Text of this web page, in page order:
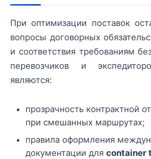
При оптимизации поставок
вопросы договорных
и соответствия требованиям
перевозчиков и
являются:
прозрачность контрактной
при смешанных маршрутах;
правила оформления
документации для container